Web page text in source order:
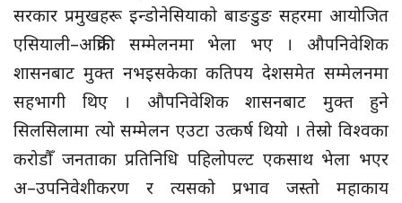
सरकार प्रमुखहरू इन्डोनेसियाको बाङडुङ सहरमा आयोजित
एसियाली–अफ्रिकी सम्मेलनमा भेला भए । औपनिवेशिक
शासनबाट मुक्त नभइसकेका कतिपय देशसमेत सम्मेलनमा
सहभागी थिए । औपनिवेशिक शासनबाट मुक्त हुने
सिलसिलामा त्यो सम्मेलन एउटा उत्कर्ष थियो । तेस्रो विश्वका
करोडौँ जनताका प्रतिनिधि पहिलोपल्ट एकसाथ भेला भएर
अ–उपनिवेशीकरण र त्यसको प्रभाव जस्तो महाकाय